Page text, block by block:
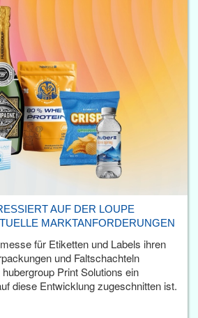
AUF DER LOUPE
MARKTANFORDERUNGEN
für Etiketten und Labels ihren
und Faltschachteln
Print Solutions ein
diese Entwicklung zugeschnitten ist.